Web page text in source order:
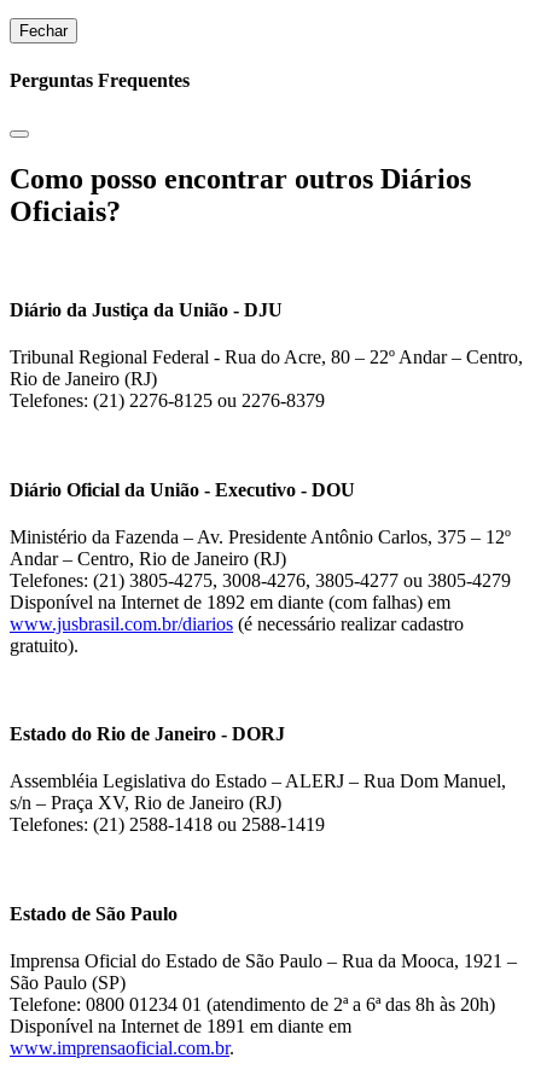
Fechar
Perguntas Frequentes
Como posso encontrar outros Diários
Oficiais?
Diário da Justiça da União - DJU
Tribunal Regional Federal - Rua do Acre, 80 – 22º Andar – Centro,
Rio de Janeiro (RJ)
Telefones: (21) 2276-8125 ou 2276-8379
Diário Oficial da União - Executivo - DOU
Ministério da Fazenda – Av. Presidente Antônio Carlos, 375 – 12º
Andar – Centro, Rio de Janeiro (RJ)
Telefones: (21) 3805-4275, 3008-4276, 3805-4277 ou 3805-4279
Disponível na Internet de 1892 em diante (com falhas) em
www.jusbrasil.com.br/diarios (é necessário realizar cadastro
gratuito).
Estado do Rio de Janeiro - DORJ
Assembléia Legislativa do Estado – ALERJ – Rua Dom Manuel,
s/n – Praça XV, Rio de Janeiro (RJ)
Telefones: (21) 2588-1418 ou 2588-1419
Estado de São Paulo
Imprensa Oficial do Estado de São Paulo – Rua da Mooca, 1921 –
São Paulo (SP)
Telefone: 0800 01234 01 (atendimento de 2ª a 6ª das 8h às 20h)
Disponível na Internet de 1891 em diante em
www.imprensaoficial.com.br.